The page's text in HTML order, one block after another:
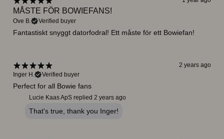
MÅSTE FÖR BOWIEFANS!
Ove B. Verified buyer
Fantastiskt snyggt datorfodral! Ett måste för ett Bowiefan!
2 years ago
Inger H.
Verified buyer
Perfect for all Bowie fans
Lucie Kaas ApS replied 2 years ago
That's true, thank you Inger!